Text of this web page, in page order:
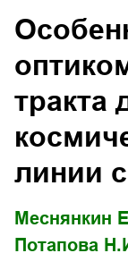
тракта
линии
Меснянкин
Потапова